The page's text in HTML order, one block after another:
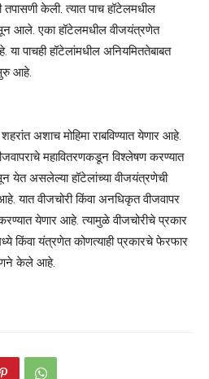
केली. त्यात पाच हॉटेलमधील
आले. एका हॉटेलमधील वीजयंत्रणेत
पाचही हॉटेलांमधील अनियमिततेबाबत
आहे.
अशाच मोहिमा राबविण्यात येणार आहे.
महावितरणकडून विश्लेषण करण्यात
येत असलेल्या हॉटेलांच्या वीजयंत्रणेची
यात वीजचोरी किंवा अनधिकृत वीजवापर
येणार आहे. त्यामुळे वीजचोरीचे प्रकार
किंवा यंत्रणेत कोणत्याही प्रकारचे फेरफार
केले आहे.